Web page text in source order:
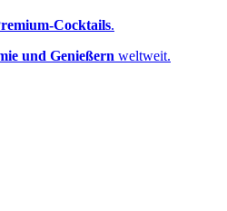
.
und Genießern weltweit.